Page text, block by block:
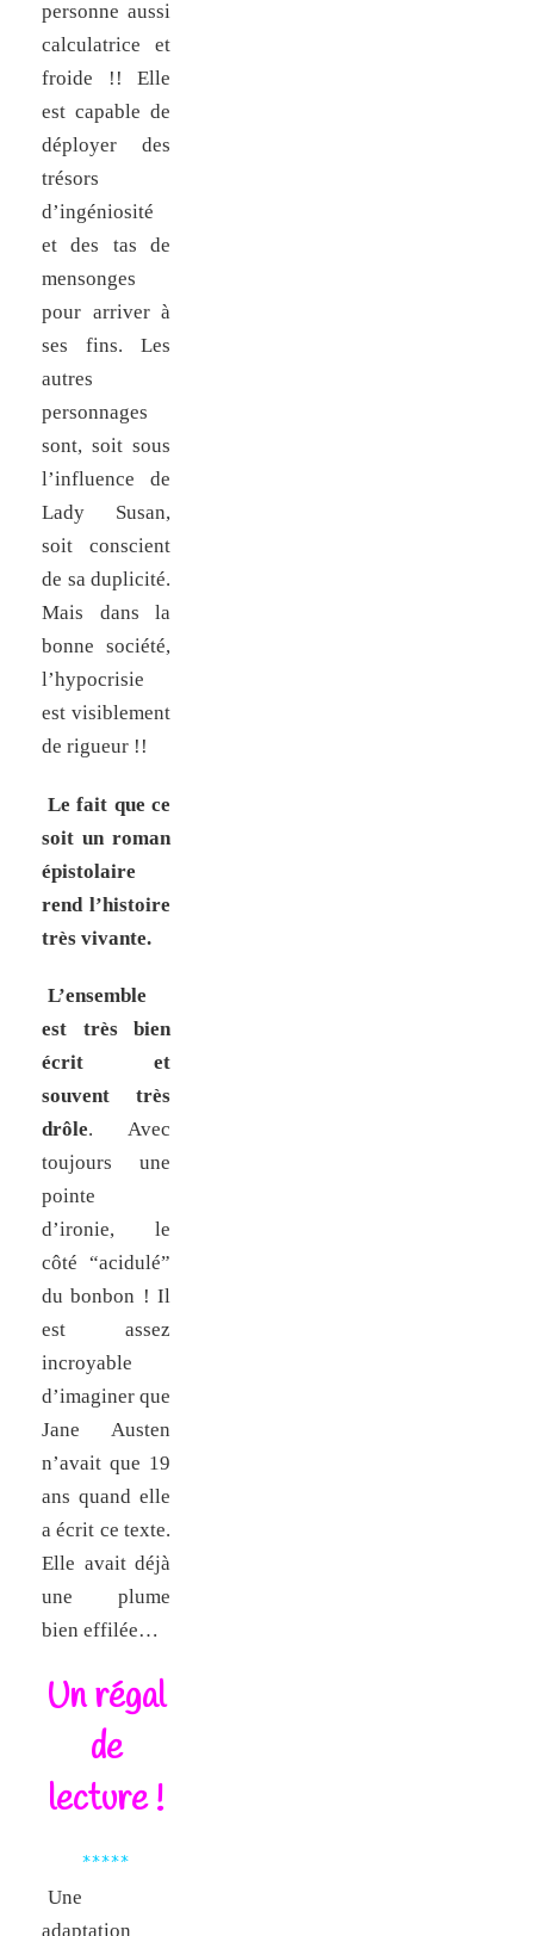
personne aussi
calculatrice et
froide !! Elle
est capable de
déployer des
trésors
d’ingéniosité
et des tas de
mensonges
pour arriver à
ses fins. Les
autres
personnages
sont, soit sous
l’influence de
Lady Susan,
soit conscient
de sa duplicité.
Mais dans la
bonne société,
l’hypocrisie
est visiblement
de rigueur !!
Le fait que ce
soit un roman
épistolaire
rend l’histoire
très vivante.
L’ensemble
est très bien
écrit et
souvent très
drôle. Avec
toujours une
pointe
d’ironie, le
côté “acidulé”
du bonbon ! Il
est assez
incroyable
d’imaginer que
Jane Austen
n’avait que 19
ans quand elle
a écrit ce texte.
Elle avait déjà
une plume
bien effilée…
Un régal
de
lecture !
*****
Une
adaptation